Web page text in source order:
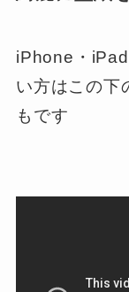
iPhone・
い方はこの下
もです